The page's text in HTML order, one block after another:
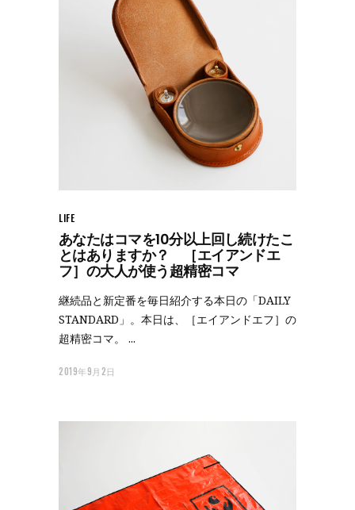
LIFE
あなたはコマを10分以上回し続けたこ
とはありますか？ ［エイアンドエ
フ］の大人が使う超精密コマ
継続品と新定番を毎日紹介する本日の「DAILY
STANDARD」。本日は、［エイアンドエフ］の
超精密コマ。
2019年9月2日